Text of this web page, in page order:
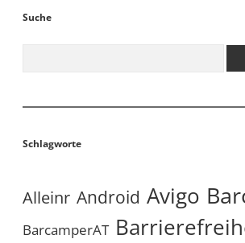
Suche
Schlagworte
Alleinr Android Avigo
BarcamperAT